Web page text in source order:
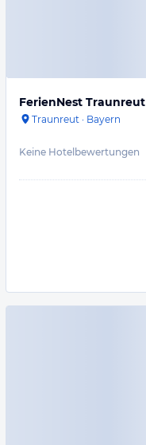
FerienNest Traunreut
Traunreut · Bayern
Keine Hotelbewertungen